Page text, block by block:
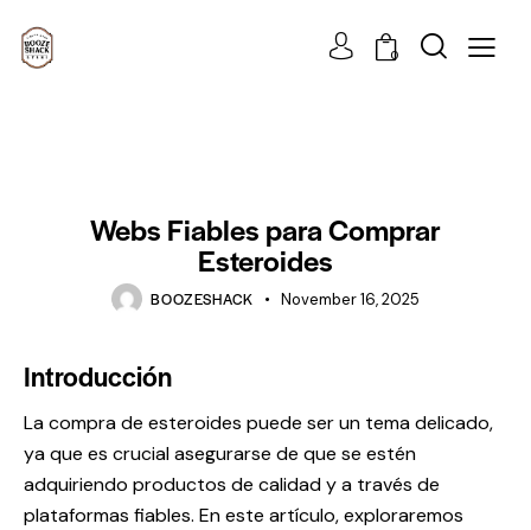
0
Webs Fiables para Comprar
Esteroides
BOOZESHACK November 16, 2025
Introducción
La compra de esteroides puede ser un tema delicado,
ya que es crucial asegurarse de que se estén
adquiriendo productos de calidad y a través de
plataformas fiables. En este artículo, exploraremos